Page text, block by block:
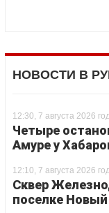
НОВОСТИ В
12:30, 7 августа 2026
Четыре
Амуре у
12:10, 7 августа 2026
Сквер
поселке Новый